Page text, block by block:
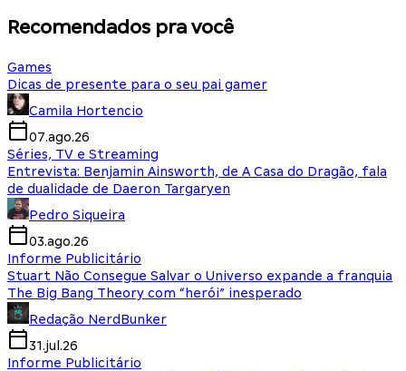
Recomendados pra você
Games
Dicas de presente para o seu pai gamer
Camila Hortencio
07.ago.26
Séries, TV e Streaming
Entrevista: Benjamin Ainsworth, de A Casa do Dragão, fala
de dualidade de Daeron Targaryen
Pedro Siqueira
03.ago.26
Informe Publicitário
Stuart Não Consegue Salvar o Universo expande a franquia
The Big Bang Theory com “herói” inesperado
Redação NerdBunker
31.jul.26
Informe Publicitário